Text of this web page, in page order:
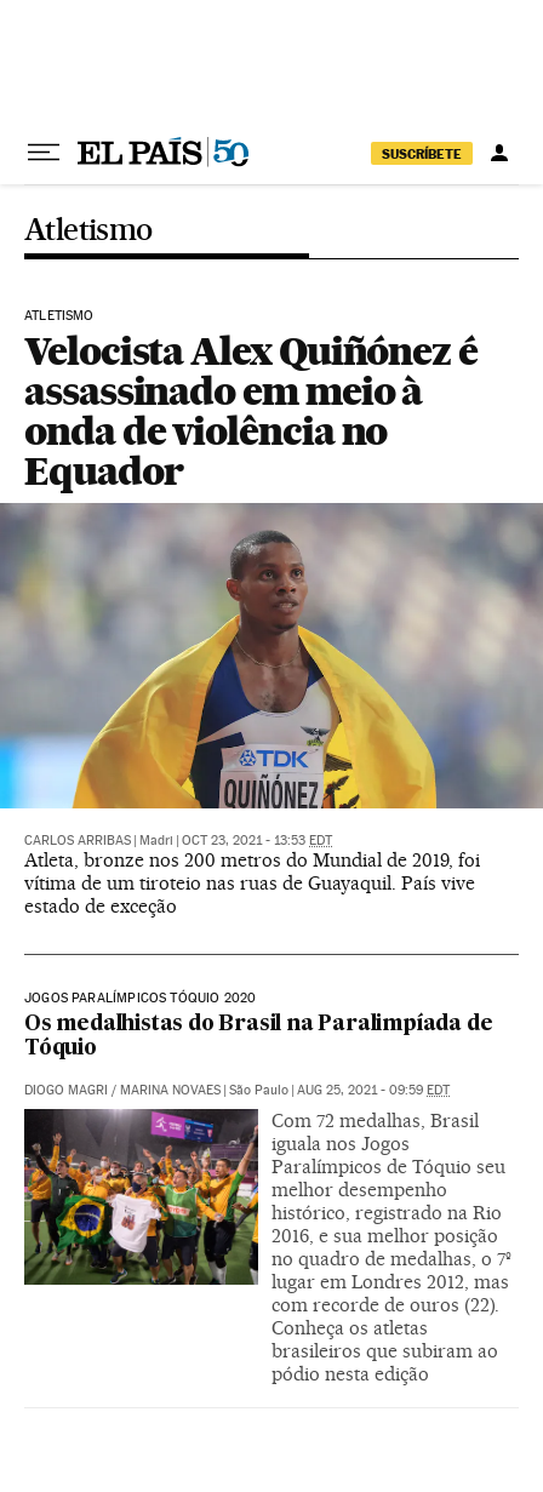
SUSCRÍBETE
Atletismo
ATLETISMO
Velocista Alex Quiñónez é
assassinado em meio à
onda de violência no
Equador
CARLOS ARRIBAS Madri OCT 23, 2021 - 13:53 EDT
Atleta, bronze nos 200 metros do Mundial de 2019, foi
vítima de um tiroteio nas ruas de Guayaquil. País vive
estado de exceção
JOGOS PARALÍMPICOS TÓQUIO 2020
Os medalhistas do Brasil na Paralimpíada de
Tóquio
DIOGO MAGRI / MARINA NOVAES São Paulo AUG 25, 2021 - 09:59 EDT
Com 72 medalhas, Brasil
iguala nos Jogos
Paralímpicos de Tóquio seu
melhor desempenho
histórico, registrado na Rio
2016, e sua melhor posição
no quadro de medalhas, o 7º
lugar em Londres 2012, mas
com recorde de ouros (22).
Conheça os atletas
brasileiros que subiram ao
pódio nesta edição